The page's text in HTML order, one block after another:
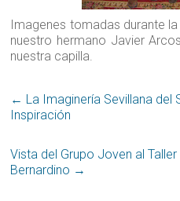
Imagenes tomadas durante
nuestro hermano Javier
nuestra capilla.
← La Imaginería Sevillana del
Inspiración
Vista del Grupo Joven al
Bernardino →